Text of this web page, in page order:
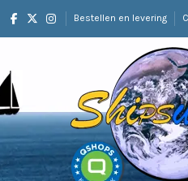
Bestellen en levering